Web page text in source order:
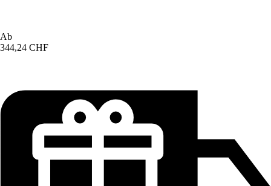
Ab
344,24 CHF